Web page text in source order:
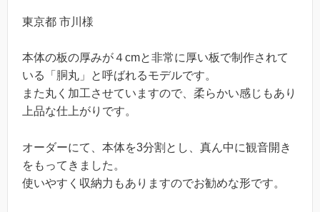
東京都 市川様
本体の板の厚みが４cmと非常に厚い板で制作されて
いる「胴丸」と呼ばれるモデルです。
また丸く加工させていますので、柔らかい感じもあり
上品な仕上がりです。
オーダーにて、本体を3分割とし、真ん中に観音開き
をもってきました。
使いやすく収納力もありますのでお勧めな形です。